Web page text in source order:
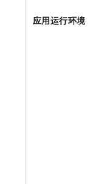
应用运行环境